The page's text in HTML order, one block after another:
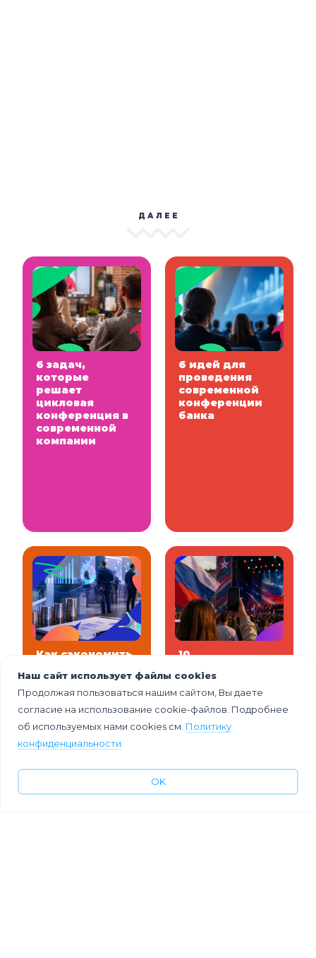
ДАЛЕЕ
6 задач,
которые
решает
цикловая
конференция в
современной
компании
6 идей для
проведения
современной
конференции
банка
Как сэкономить
2026 году: 10
способов
сократить
потери качества
10
х идей для
патриотическог
о фестиваля
Наш сайт использует файлы cookies
Продолжая пользоваться нашим сайтом, Вы даете
согласие на использование cookie-файлов. Подробнее
об используемых нами cookies см. Политику
конфиденциальности
OK